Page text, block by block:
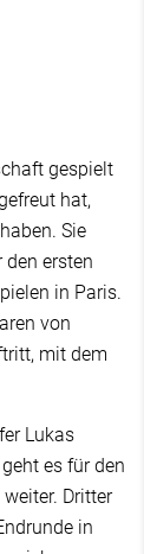
gespielt
hat,
Sie
den ersten
in Paris.
von
mit dem
Lukas
es für den
Dritter
in